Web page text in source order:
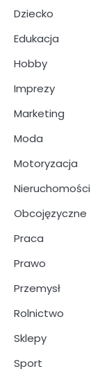
Dziecko
Edukacja
Hobby
Imprezy
Marketing
Moda
Motoryzacja
Nieruchomości
Obcojęzyczne
Praca
Prawo
Przemysł
Rolnictwo
Sklepy
Sport